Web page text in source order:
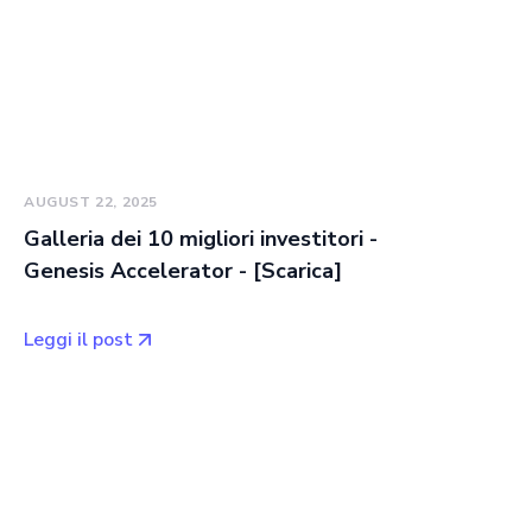
AUGUST 22, 2025
Galleria dei 10 migliori investitori -
Genesis Accelerator - [Scarica]
Leggi il post